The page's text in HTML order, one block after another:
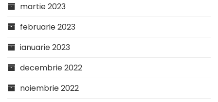
martie 2023
februarie 2023
ianuarie 2023
decembrie 2022
noiembrie 2022